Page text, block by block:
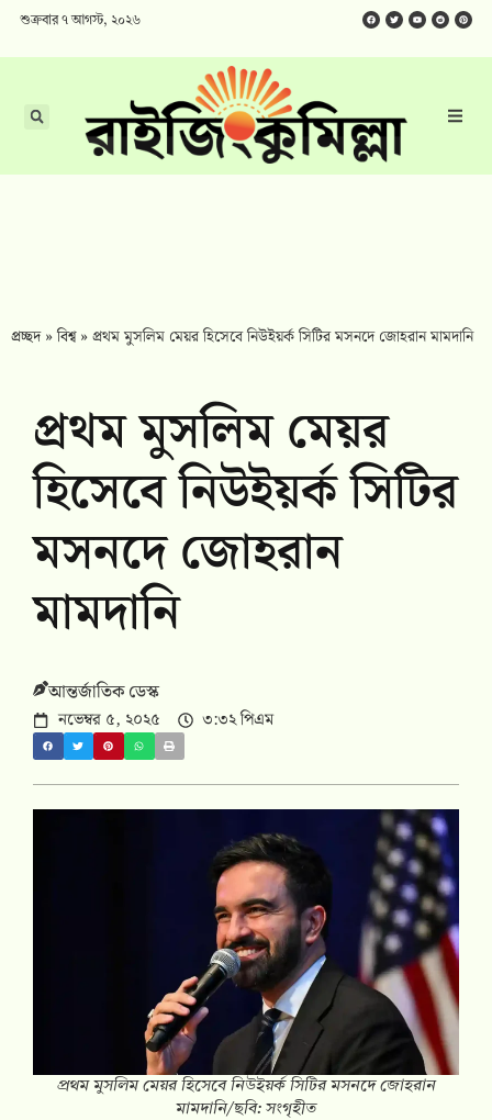
শুক্রবার ৭ আগস্ট, ২০২৬
প্রচ্ছদ»বিশ্ব»প্রথম মুসলিম মেয়র হিসেবে নিউইয়র্ক সিটির মসনদে জোহরান মামদানি
প্রথম মুসলিম মেয়র
হিসেবে নিউইয়র্ক সিটির
মসনদে জোহরান
মামদানি
আন্তর্জাতিক ডেস্ক
নভেম্বর ৫, ২০২৫ ৩:৩২ পিএম
প্রথম মুসলিম মেয়র হিসেবে নিউইয়র্ক সিটির মসনদে জোহরান
মামদানি/ছবি: সংগৃহীত